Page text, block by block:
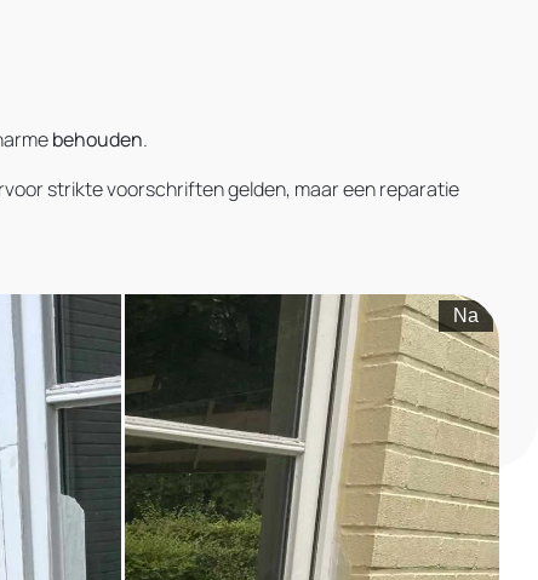
behouden.
strikte voorschriften gelden, maar een reparatie
Na